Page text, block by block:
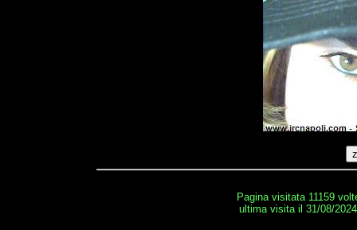
Pagina visitata 11159
ultima visita il 31/08/